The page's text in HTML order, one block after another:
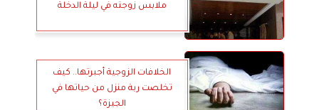
ملابس زوجته في ليلة الدخلة
الخلافات الزوجية أجبرتها.. كيف
تخلصت ربة منزل من حياتها في
الجيزة؟